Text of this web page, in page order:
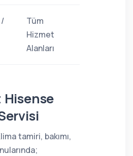
Tüm
Hizmet
Alanları
Hisense
tamiri, bakımı,